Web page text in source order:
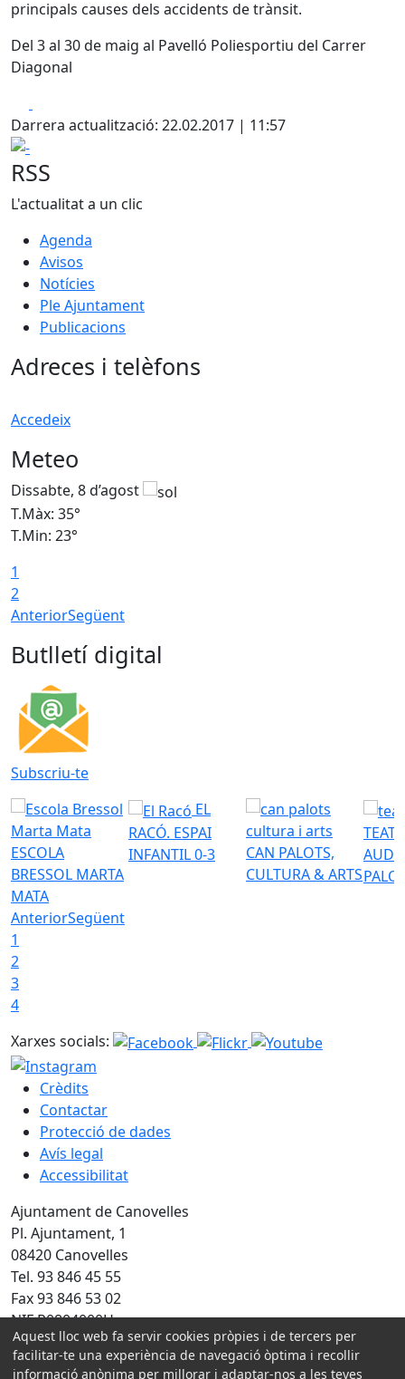
principals causes dels accidents de trànsit.
Del 3 al 30 de maig al Pavelló Poliesportiu del Carrer
Diagonal
Darrera actualització: 22.02.2017 | 11:57
-
RSS
L'actualitat a un clic
Agenda
Avisos
Notícies
Ple Ajuntament
Publicacions
Adreces i telèfons
Accedeix
Meteo
Dissabte, 8 d’agost
T.Màx: 35°
T.Min: 23°
1
2
AnteriorSegüent
Butlletí digital
Subscriu-te
ESCOLA
BRESSOL MARTA
MATA
EL
RACÓ. ESPAI
INFANTIL 0-3
CAN PALOTS,
CULTURA & ARTS
AnteriorSegüent
1
2
3
4
Xarxes socials:
Crèdits
Contactar
Protecció de dades
Avís legal
Accessibilitat
Ajuntament de Canovelles
Pl. Ajuntament, 1
08420 Canovelles
Tel. 93 846 45 55
Fax 93 846 53 02
NIF P0804000H
Amb la col·laboració de:
Aquest lloc web fa servir cookies pròpies i de tercers per
facilitar-te una experiència de navegació òptima i recollir
informació anònima per millorar i adaptar-nos a les teves